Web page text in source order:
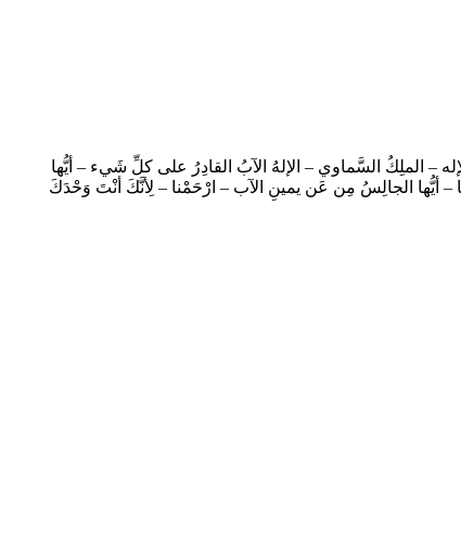
الملِكُ السَّماوي – الإلهُ الآبُ القادِرُ على كلِّ شَيء – أيُّها
– أيُّها الجالِسُ مِن عَن يمينِ الآب – ارْحَمْنا – لِأنَّكَ أنْتَ وَحْدَكَ